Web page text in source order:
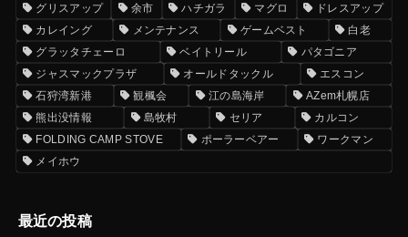
グリスアップ
余市 ハチガラ マグロ
ドレスアップ
カレイング
メンテナンス ゲームベスト
白老
グラッタチェーロ
ベイトリール
パタゴニア
ジャスマックプラザ
オールドタックル
エスコン
石狩湾新港
観楓会 江の島海岸
AZem札幌店
熊出没情報
島牧村 セリア
カルコン
FOLDING CAMP STOVE
ポーラーベアー
ワークマン
メイホウ
最近の投稿